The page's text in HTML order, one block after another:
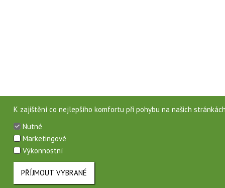
K zajištění co nejlepšího komfortu při pohybu na našich
Nutné
Marketingové
Výkonnostní
PŘÍJMOUT VYBRANÉ